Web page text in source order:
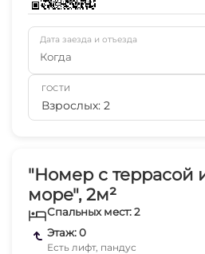
"Номер с террасой
море", 2м²
Спальных мест: 2
Этаж: 0
Есть лифт, пандус
Дата заезда и отъезда
Когда
ГОСТИ
Взрослых: 2